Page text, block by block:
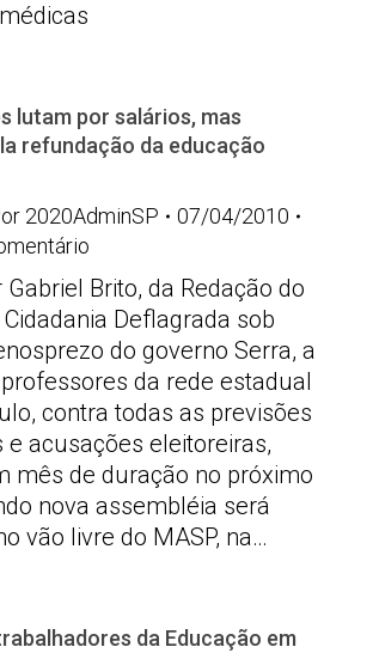
lutam por salários, mas
refundação da educação
2020AdminSP
07/04/2010
Gabriel Brito, da Redação do
Deflagrada sob
do governo Serra, a
da rede estadual
contra todas as previsões
e acusações eleitoreiras,
mês de duração no próximo
nova assembléia será
vão livre do MASP, na…
da Educação em